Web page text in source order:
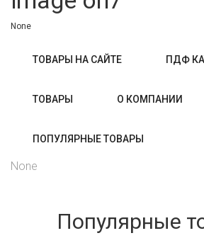
None
ТОВАРЫ НА САЙТЕ ПДФ
ТОВАРЫ О КОМПАНИИ
ПОПУЛЯРНЫЕ ТОВАРЫ
None
Популярные